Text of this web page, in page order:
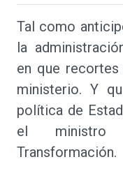
Tal como
la
en que
ministerio. Y
política de
el ministro
Transformación.